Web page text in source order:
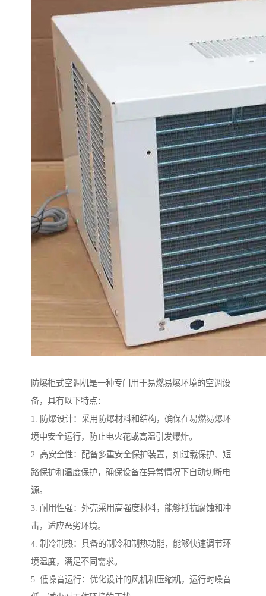
防爆柜式空调机是一种专门用于易燃易爆环境的空调设
备，具有以下特点：
1. 防爆设计：采用防爆材料和结构，确保在易燃易爆环
境中安全运行，防止电火花或高温引发爆炸。
2. 高安全性：配备多重安全保护装置，如过载保护、短
路保护和温度保护，确保设备在异常情况下自动切断电
源。
3. 耐用性强：外壳采用高强度材料，能够抵抗腐蚀和冲
击，适应恶劣环境。
4. 制冷制热：具备的制冷和制热功能，能够快速调节环
境温度，满足不同需求。
5. 低噪音运行：优化设计的风机和压缩机，运行时噪音